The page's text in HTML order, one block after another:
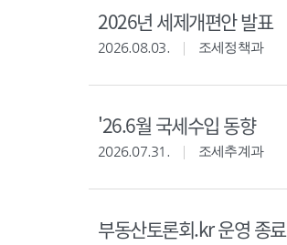
2026년 세제개편안 발표
2026.08.03. 조세정책과
'26.6월 국세수입 동향
2026.07.31. 조세추계과
부동산토론회.kr 운영 종료